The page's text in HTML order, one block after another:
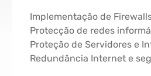
Implementação de
Protecção de redes
Proteção de Servidores e
Redundância Internet e